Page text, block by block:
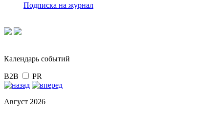
Подписка на журнал
Календарь событий
B2B PR
Август 2026